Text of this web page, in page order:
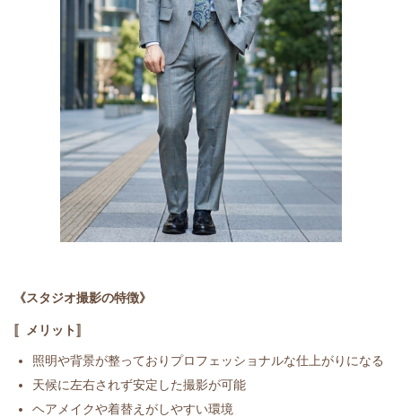
《スタジオ撮影の特徴》
〚メリット〛
照明や背景が整っておりプロフェッショナルな仕上がりになる
天候に左右されず安定した撮影が可能
ヘアメイクや着替えがしやすい環境